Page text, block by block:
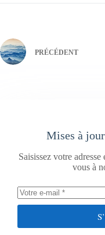
PRÉCÉDENT
Mises à
Saisissez votre
vous à